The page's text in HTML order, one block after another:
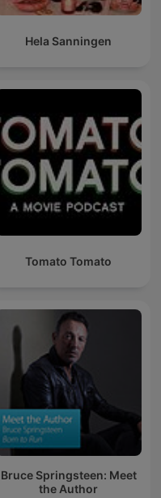
Hela Sanningen
Tomato Tomato
Bruce Springsteen: Meet
the Author